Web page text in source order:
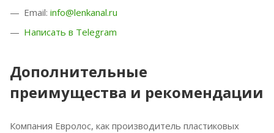
Email: info@lenkanal.ru
Написать в Telegram
Дополнительные
преимущества и рекомендации
Компания Евролос, как производитель пластиковых